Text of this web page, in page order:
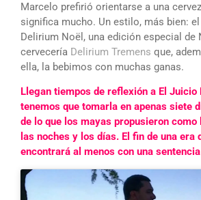
Marcelo prefirió orientarse a una
significa mucho. Un estilo, más bien:
Delirium Noël, una edición especial de
cervecería Delirium Tremens que,
ella, la bebimos con muchas ganas.
Llegan tiempos de reflexión a El Juicio
tenemos que tomarla en apenas siete
de lo que los mayas propusieron
las noches y los días. El fin de una era
encontrará al menos con una